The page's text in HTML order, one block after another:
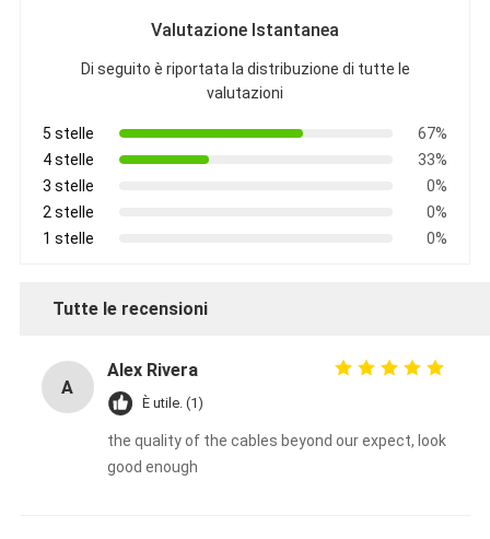
Valutazione Istantanea
Di seguito è riportata la distribuzione di tutte le
valutazioni
5 stelle
67%
4 stelle
33%
3 stelle
0%
2 stelle
0%
1 stelle
0%
Tutte le recensioni
A
Alex Rivera
È utile. (1)
the quality of the cables beyond our expect, look
good enough